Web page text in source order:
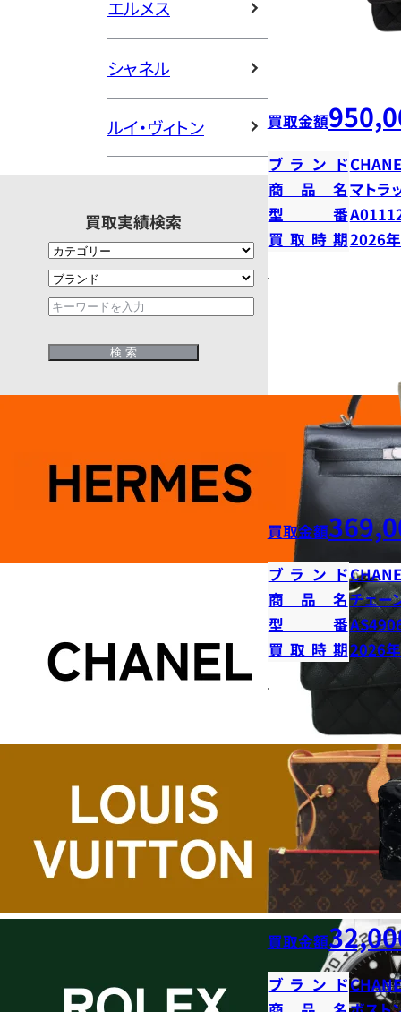
エルメス
シャネル
ルイ・ヴィトン
買取実績検索
買取金額
ブランド
商品名マトラ
型番
買取時期2026
買取金額
ブランド
商品名チェー
型番
買取時期2026
買取金額
ブランド